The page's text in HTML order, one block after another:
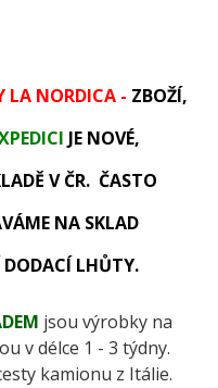
LA NORDICA - ZBOŽÍ,
JE NOVÉ,
V ČR. ČASTO
NA SKLAD
DODACÍ LHŮTY.
jsou výrobky na
v délce 1 - 3 týdny.
kamionu z Itálie.